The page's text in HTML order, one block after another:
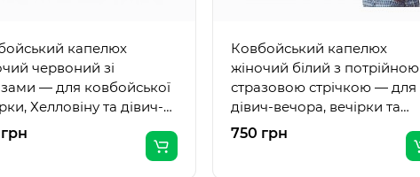
капелюх
червоний зі
— для ковбойської
Хелловіну та дівич-
Ковбойський капелюх
жіночий білий з потрійною
стразовою стрічкою — для
дівич-вечора, вечірки та
фотосесії
750 грн